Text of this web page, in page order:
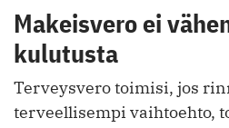
Makeisvero ei
kulutusta
Terveysvero toimisi, jos
terveellisempi vaihtoehto,